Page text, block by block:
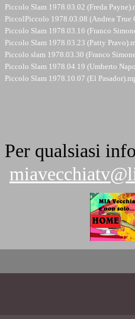
Piccolo Slam 1978.03.02 (Freda
PiccolPiccolo 1978.03.08 (Andrea True
Piccolo Slam 1978.03.16 (Franco
Piccolo Slam 1978.03.23 (Patty
Piccolo slam 1978.03.30 (Franco
Piccolo Slam 1978.04.19 (Umberto
Piccolo Slam 1978.10.07 (El
Per qualsiasi